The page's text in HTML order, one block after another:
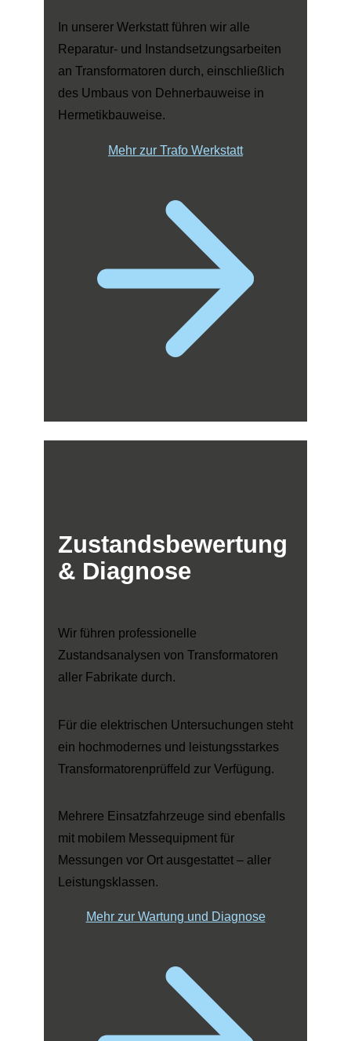
In unserer Werkstatt führen wir alle
Reparatur- und Instandsetzungsarbeiten
an Transformatoren durch, einschließlich
des Umbaus von Dehnerbauweise in
Hermetikbauweise.
Mehr zur Trafo Werkstatt
Zustandsbewertung
& Diagnose
Wir führen professionelle
Zustandsanalysen von Transformatoren
aller Fabrikate durch.
Für die elektrischen Untersuchungen steht
ein hochmodernes und leistungsstarkes
Transformatorenprüffeld zur Verfügung.
Mehrere Einsatzfahrzeuge sind ebenfalls
mit mobilem Messequipment für
Messungen vor Ort ausgestattet – aller
Leistungsklassen.
Mehr zur Wartung und Diagnose